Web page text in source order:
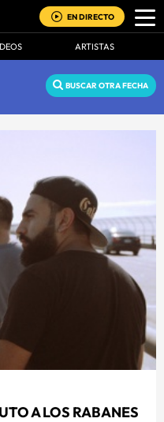
EN DIRECTO
ARTISTAS
BUSCAR OTRA FECHA
A LOS RABANES